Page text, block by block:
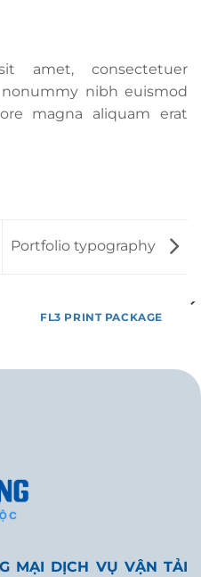
amet, consectetuer
nibh euismod
magna aliquam erat
Portfolio typography
FL3 PRINT PACKAGE
MẠI DỊCH VỤ VẬN TẢI